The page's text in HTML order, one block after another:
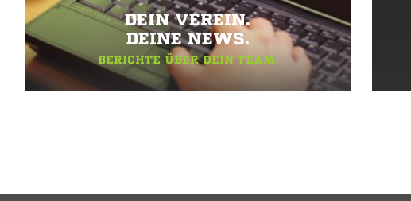
DEIN VEREIN.
DEINE NEWS.
BERICHTE ÜBER DEIN TEAM.